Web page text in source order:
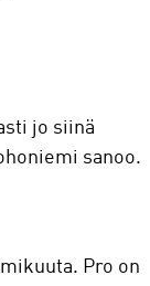
jo siinä
sanoo.
Pro on